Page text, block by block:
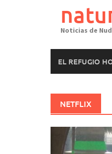
Noticias de
EL REFUGIO
NETFLIX